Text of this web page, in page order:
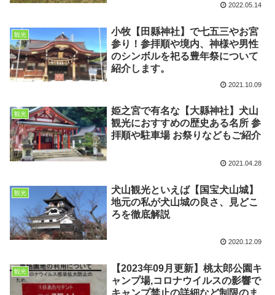
2022.05.14
観光
小牧【田縣神社】で七五三やお宮
参り！参拝順や境内、神様や男性
のシンボルを祀る豊年祭について
紹介します。
2021.10.09
観光
姫之宮で有名な【大縣神社】犬山
観光におすすめの歴史ある名所 参
拝順や駐車場 お祭りなどもご紹介
2021.04.28
観光
犬山観光といえば【国宝犬山城】
地元の私が犬山城の良さ、見どこ
ろを徹底解説
2020.12.09
観光
【2023年09月更新】桃太郎公園キ
ャンプ場,コロナウイルスの影響で